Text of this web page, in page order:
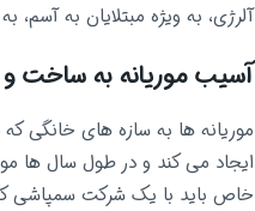
آلرژی، به ویژه مبتلایان به
آسیب موریانه به ساخت و
موریانه ها به سازه های خانگی
ایجاد می کند و در طول سال ها
خاص باید با یک شرکت سمپاشی